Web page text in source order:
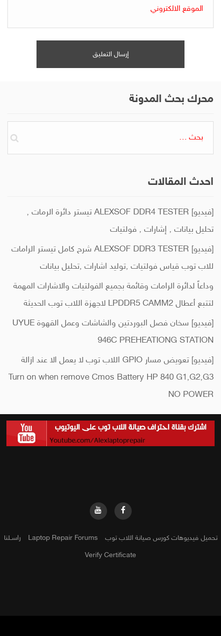
محرك بحث المدونة
احدث المقالات
[فيديو] ALEXSOF DDR4 TESTER تيستر دائرة الرمات ,
تحليل بيانات , إشارات , فولتيات
[فيديو] ALEXSOF DDR3 TESTER شرح كامل تيستر الرامات
للاب توب قياس فولتيات ,توليد اشارات ,تحليل بيانات
وداعاً لدائرة الرامات وقائمة بجميع الفولتيات والاشارات المهمة
لتتبع أعطال LPDDR5 CAMM2 لاجهزة اللاب توب الحديثة
[فيديو] سخان فصل البوردتين والشاشات وعمل القهوة UYUE
946C PREHEATIONG STATION
[فيديو] تعويض مسار GPIO اللاب توب لا يعمل الا عند ازالة
Turn on when remove Cmos Battery HP 840 G1,G2,G3
NO POWER
تحميل فيديوهات كورس صيانة اللاب توب Laptop Repair Forums راســلنا
Verify Certificate